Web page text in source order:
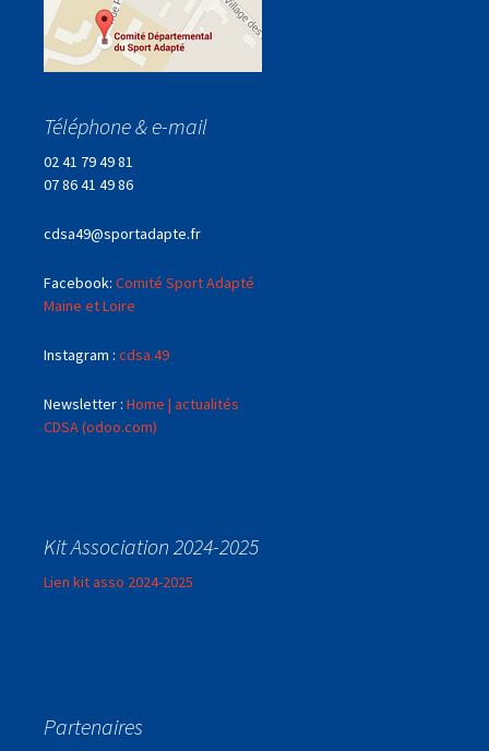
Téléphone & e-mail
02 41 79 49 81
07 86 41 49 86
cdsa49@sportadapte.fr
Facebook: Comité Sport Adapté
Maine et Loire
Instagram : cdsa.49
Newsletter : Home | actualités
CDSA (odoo.com)
Kit Association 2024-2025
Lien kit asso 2024-2025
Partenaires